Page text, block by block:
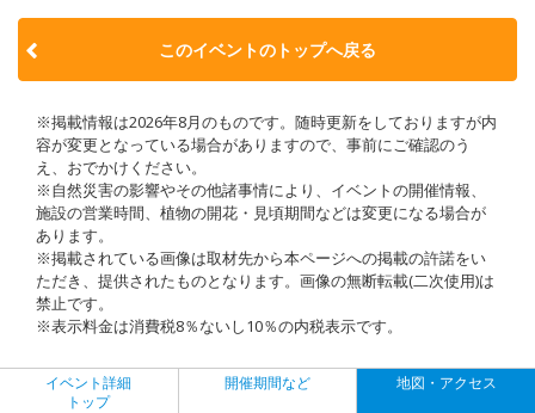
このイベントのトップへ戻る
※掲載情報は2026年8月のものです。随時更新をしておりますが内
容が変更となっている場合がありますので、事前にご確認のう
え、おでかけください。
※自然災害の影響やその他諸事情により、イベントの開催情報、
施設の営業時間、植物の開花・見頃期間などは変更になる場合が
あります。
※掲載されている画像は取材先から本ページへの掲載の許諾をい
ただき、提供されたものとなります。画像の無断転載(二次使用)は
禁止です。
※表示料金は消費税8％ないし10％の内税表示です。
イベント詳細
トップ
開催期間など 地図・アクセス